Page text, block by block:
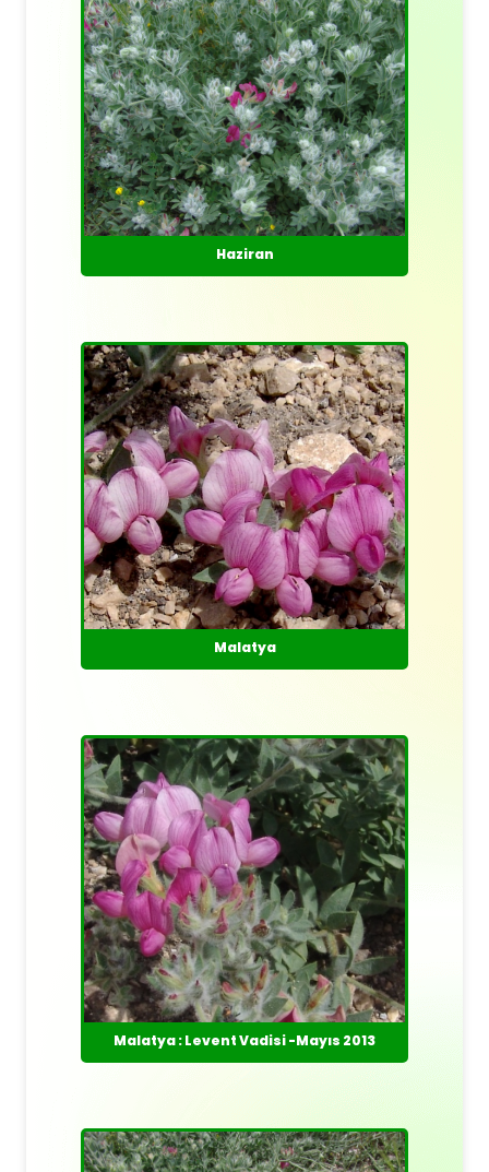
Haziran
Malatya
Malatya : Levent Vadisi -Mayıs 2013